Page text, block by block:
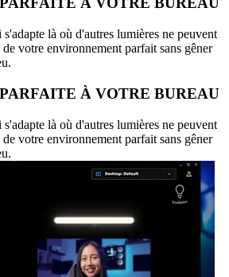
là où d'autres lumières ne peuvent
votre environnement parfait sans gêner
À VOTRE BUREAU
là où d'autres lumières ne peuvent
votre environnement parfait sans gêner